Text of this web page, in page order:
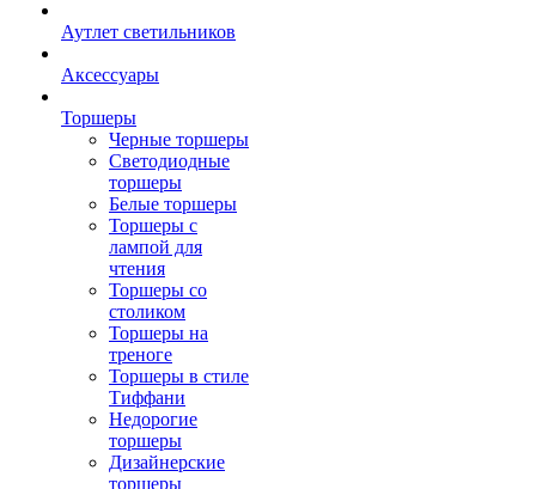
Аутлет светильников
Аксессуары
Торшеры
Черные торшеры
Светодиодные
торшеры
Белые торшеры
Торшеры с
лампой для
чтения
Торшеры со
столиком
Торшеры на
треноге
Торшеры в стиле
Тиффани
Недорогие
торшеры
Дизайнерские
торшеры